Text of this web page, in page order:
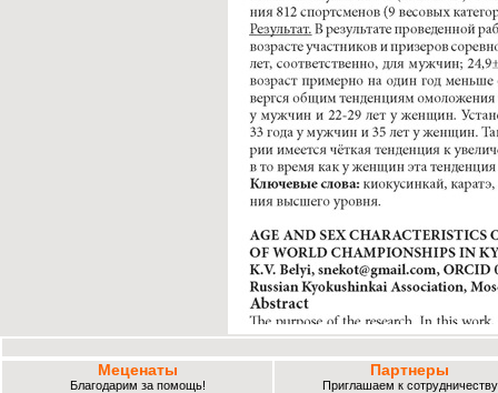
Меценаты
Благодарим за помощь!
Партнеры
Приглашаем к